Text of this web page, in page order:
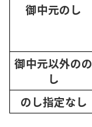
御中元のし
御中元以外のの
し
のし指定なし